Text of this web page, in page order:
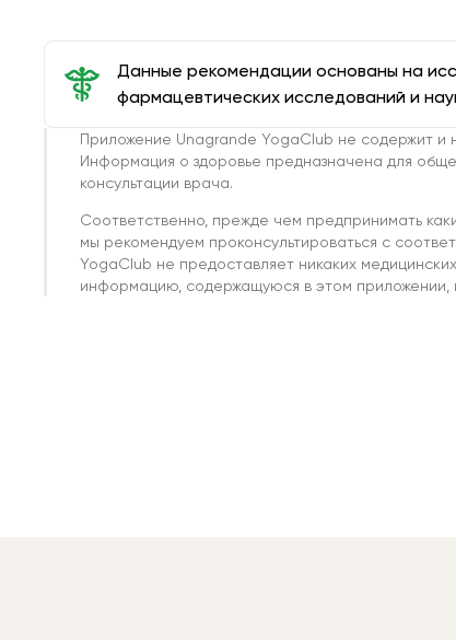
Данные рекомендации основаны на
фармацевтических исследований и
Приложение Unagrande YogaClub не содержит и
Информация о здоровье предназначена для
консультации врача.
Соответственно, прежде чем предпринимать
мы рекомендуем проконсультироваться с
YogaClub не предоставляет никаких
информацию, содержащуюся в этом приложении,